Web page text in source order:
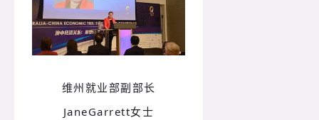
维州就业部副部长
JaneGarrett女士